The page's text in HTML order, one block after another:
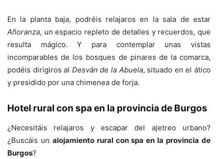
En la planta baja, podréis relajaros en la sala de estar
Añoranza, un espacio repleto de detalles y recuerdos, que
resulta mágico. Y para contemplar unas vistas
incomparables de los bosques de pinares de la comarca,
podéis dirigiros al Desván de la Abuela, situado en el ático
y presidido por una chimenea de forja.
Hotel rural con spa en la provincia de Burgos
¿Necesitáis relajaros y escapar del ajetreo urbano?
¿Buscáis un alojamiento rural con spa en la provincia de
Burgos?